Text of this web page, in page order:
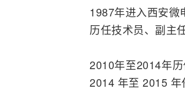
1987年进入西安微
历任技术员、副主
2010年至2014年
2014 年至 2015 年